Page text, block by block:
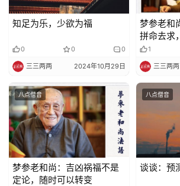
知足为乐，少欲为福
0 0 0
三三两两 2024年10月29日
梦参老和
拼命去求
1
三三两两
八点僧音
梦参老和尚：吉凶祸福不是
定论，随时可以转变
八点僧音
谈谈：预